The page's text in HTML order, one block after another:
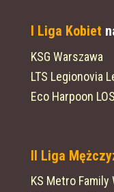
I Liga Kobiet
KSG Warszawa
LTS Legionovia
Eco Harpoon
II Liga
KS Metro Family